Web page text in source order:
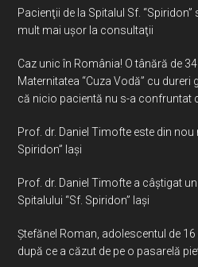
Pacienţii de la Spitalul Sf.
mult mai uşor la consultaţii
Caz unic în România! O tânără de
Maternitatea “Cuza Vodă” cu
că nicio pacientă nu s-a confruntat
Prof. dr. Daniel Timofte este din nou
Spiridon” Iaşi
Prof. dr. Daniel Timofte a câștigat
Spitalului “Sf. Spiridon” Iași
Ştefănel Roman, adolescentul de
după ce a căzut de pe o pasarelă